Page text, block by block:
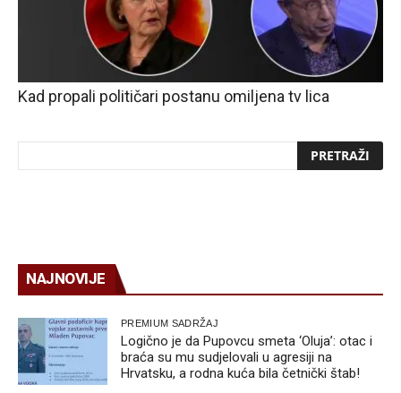
Kad propali političari postanu omiljena tv lica
NAJNOVIJE
PREMIUM SADRŽAJ
Logično je da Pupovcu smeta ‘Oluja’: otac i
braća su mu sudjelovali u agresiji na
Hrvatsku, a rodna kuća bila četnički štab!